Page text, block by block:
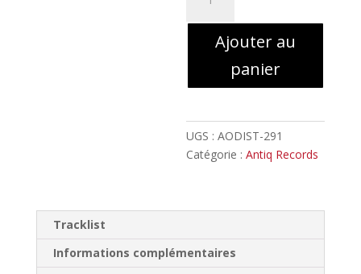
SIlhouette
//
Digipack
Ajouter au
panier
UGS :AODIST-291
Catégorie :Antiq Records
Tracklist
Informations complémentaires